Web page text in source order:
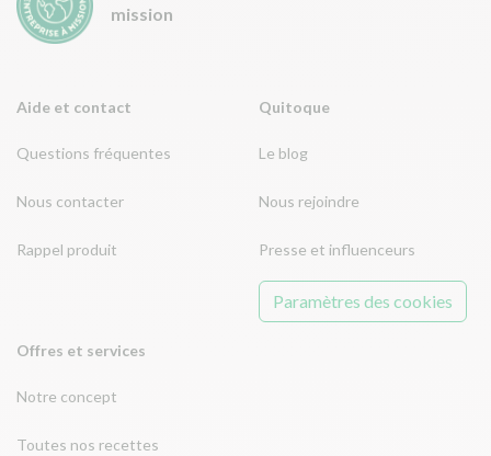
Aide et contact
Questions fréquentes
Nous contacter
Rappel produit
Offres et services
Notre concept
Toutes nos recettes
Quitoque
Le blog
Nous rejoindre
Presse et influenceurs
Paramètres des cookies
mission